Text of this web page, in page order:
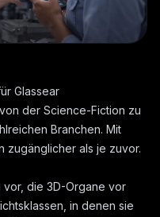
Glassear
der Science-Fiction zu
Branchen. Mit
zugänglicher als je zuvor.
vor, die 3D-Organe vor
in denen sie